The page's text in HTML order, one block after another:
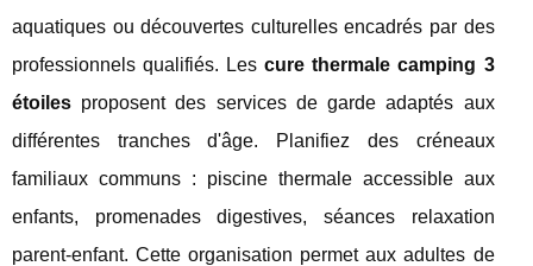
aquatiques ou découvertes culturelles encadrés par des
professionnels qualifiés. Lescure thermale camping 3
étoiles proposent des services de garde adaptés aux
différentes tranches d'âge. Planifiez des créneaux
familiaux communs : piscine thermale accessible aux
enfants, promenades digestives, séances relaxation
parent-enfant. Cette organisation permet aux adultes de